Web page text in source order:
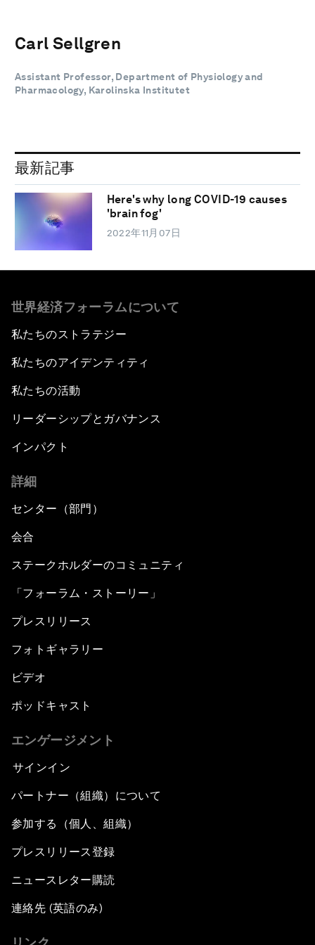
Carl Sellgren
Assistant Professor, Department of Physiology and
Pharmacology, Karolinska Institutet
最新記事
Here's why long COVID-19 causes
'brain fog'
2022年11月07日
世界経済フォーラムについて
私たちのストラテジー
私たちのアイデンティティ
私たちの活動
リーダーシップとガバナンス
インパクト
詳細
センター（部門）
会合
ステークホルダーのコミュニティ
「フォーラム・ストーリー」
プレスリリース
フォトギャラリー
ビデオ
ポッドキャスト
エンゲージメント
サインイン
パートナー（組織）について
参加する（個人、組織）
プレスリリース登録
ニュースレター購読
連絡先 (英語のみ)